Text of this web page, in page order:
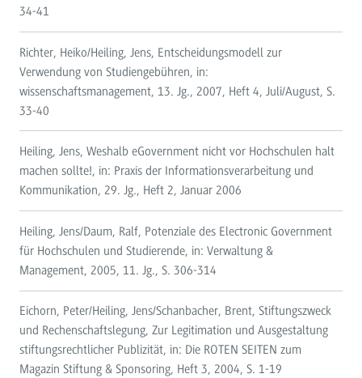
34-41
Richter, Heiko/Heiling, Jens, Entscheidungsmodell zur
Verwendung von Studiengebühren, in:
wissenschaftsmanagement, 13. Jg., 2007, Heft 4, Juli/August, S.
33-40
Heiling, Jens, Weshalb eGovernment nicht vor Hochschulen halt
machen sollte!, in: Praxis der Informationsverarbeitung und
Kommunikation, 29. Jg., Heft 2, Januar 2006
Heiling, Jens/Daum, Ralf, Potenziale des Electronic Government
für Hochschulen und Studierende, in: Verwaltung &
Management, 2005, 11. Jg., S. 306-314
Eichorn, Peter/Heiling, Jens/Schanbacher, Brent, Stiftungszweck
und Rechenschaftslegung, Zur Legitimation und Ausgestaltung
stiftungsrechtlicher Publizität, in: Die ROTEN SEITEN zum
Magazin Stiftung & Sponsoring, Heft 3, 2004, S. 1-19